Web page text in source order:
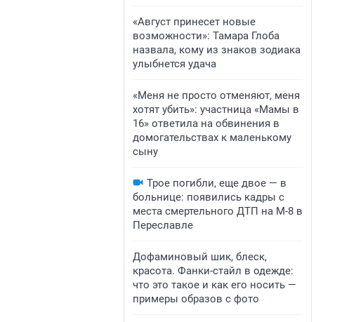
«Август принесет новые
возможности»: Тамара Глоба
назвала, кому из знаков зодиака
улыбнется удача
«Меня не просто отменяют, меня
хотят убить»: участница «Мамы в
16» ответила на обвинения в
домогательствах к маленькому
сыну
Трое погибли, еще двое — в
больнице: появились кадры с
места смертельного ДТП на М-8 в
Переславле
Дофаминовый шик, блеск,
красота. Фанки-стайл в одежде:
что это такое и как его носить —
примеры образов с фото